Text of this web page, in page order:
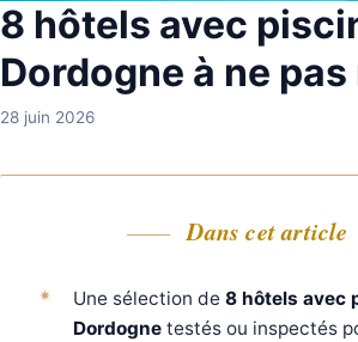
8 hôtels avec
Dordogne à ne
28 juin 2026
Dans cet article
Une sélection de 8 hôtels avec
Dordognetestés ou inspectés